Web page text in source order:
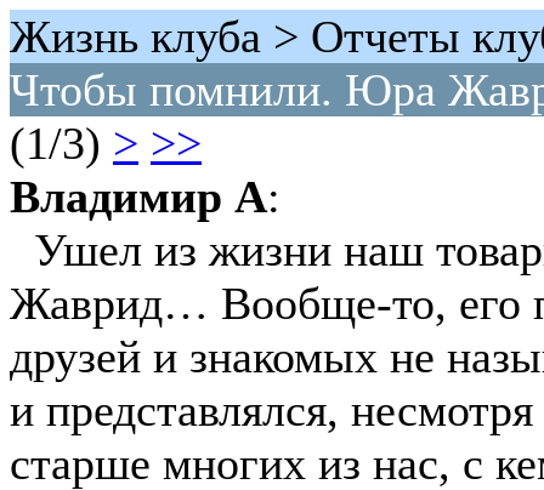
Жизнь клуба > Отчеты
Чтобы помнили. Юра
(1/3) > >>
Владимир А:
Ушел из жизни наш
Жаврид… Вообще-то, его
друзей и знакомых не
и представлялся,
старше многих из нас, с